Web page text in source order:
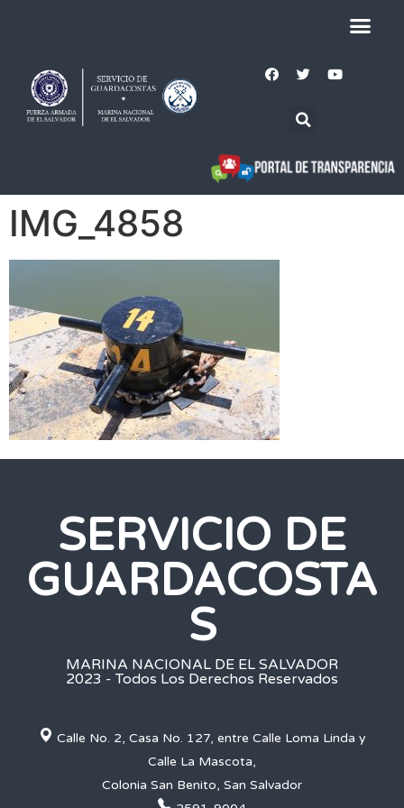
IMG_4858
SERVICIO DE
GUARDACOSTA
S
MARINA NACIONAL DE EL SALVADOR
2023 - Todos Los Derechos Reservados
Calle No. 2, Casa No. 127, entre Calle Loma Linda y
Calle La Mascota,
Colonia San Benito, San Salvador